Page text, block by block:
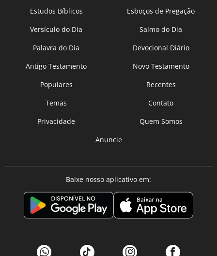
Estudos Bíblicos
Esboços de Pregação
Versículo do Dia
Salmo do Dia
Palavra do Dia
Devocional Diário
Antigo Testamento
Novo Testamento
Populares
Recentes
Temas
Contato
Privacidade
Quem Somos
Anuncie
Baixe nosso aplicativo em: